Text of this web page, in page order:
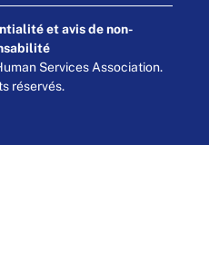
et avis de non-
Services Association.
réservés.